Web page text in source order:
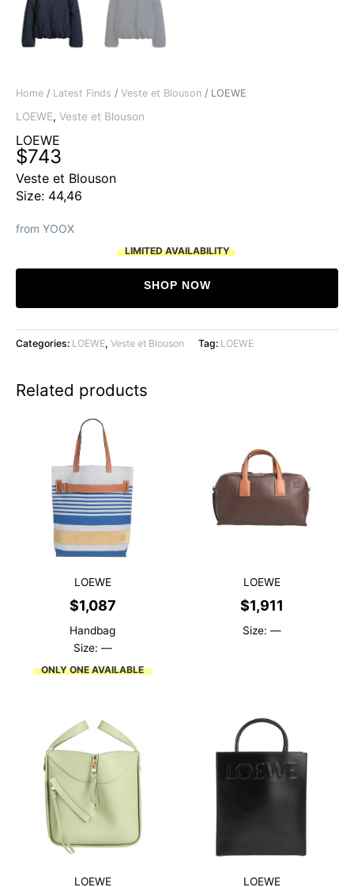
Home / Latest Finds / Veste et Blouson / LOEWE
LOEWE, Veste et Blouson
LOEWE
$743
Veste et Blouson
Size: 44,46
from YOOX
LIMITED AVAILABILITY
SHOP NOW
Categories: LOEWE, Veste et Blouson Tag: LOEWE
Related products
LOEWE
$1,087
Handbag
Size: —
ONLY ONE AVAILABLE
LOEWE
$1,911
Size: —
LOEWE LOEWE